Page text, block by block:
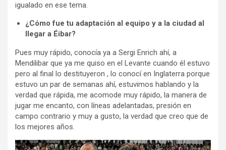
igualado en ese tema.
¿Cómo fue tu adaptación al equipo y a la ciudad al
llegar a Éibar?
Pues muy rápido, conocía ya a Sergi Enrich ahí, a
Mendilibar que ya me quiso en el Levante cuando él estuvo
pero al final lo destituyeron , lo conocí en Inglaterra porque
estuvo un par de semanas ahí, estuvimos hablando y la
verdad que rápida, me acomode muy rápido, la manera de
jugar me encanto, con líneas adelantadas, presión en
campo contrario y muy a gusto, la verdad que creo que de
los mejores años.